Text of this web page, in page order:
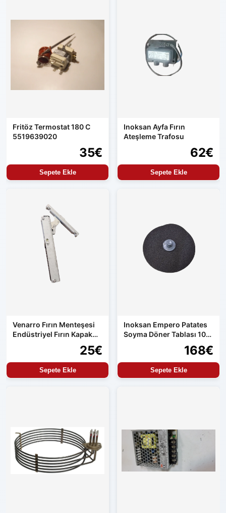
Fritöz Termostat 180 C
5519639020
35€
Sepete Ekle
Inoksan Ayfa Fırın
Ateşleme Trafosu
62€
Sepete Ekle
Venarro Fırın Menteşesi
Endüstriyel Fırın Kapak
Menteşesi Uyumlu Set25€
Sepete Ekle
Inoksan Empero Patates
Soyma Döner Tablası 10
kg Makine Uyumlu168€
Sepete Ekle